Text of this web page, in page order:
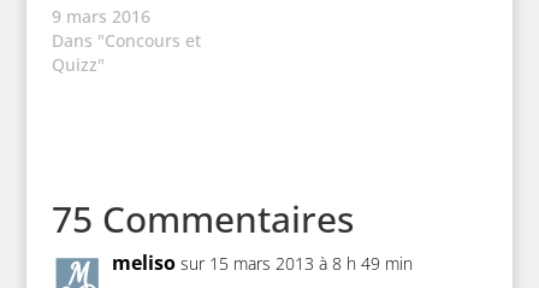
9 mars 2016
Dans "Concours et
Quizz"
75 Commentaires
meliso sur 15 mars 2013 à 8 h 49 min